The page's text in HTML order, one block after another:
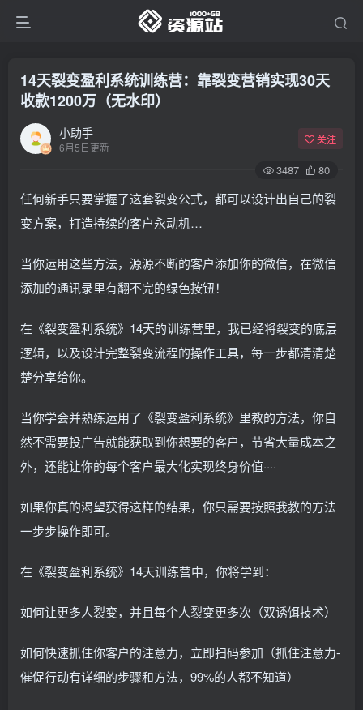
14天裂变盈利系统训练营：靠裂变营销实现30天
收款1200万（无水印）
小助手
6月5日更新
关注
3487 80
任何新手只要掌握了这套裂变公式，都可以设计出自己的裂
变方案，打造持续的客户永动机…
当你运用这些方法，源源不断的客户添加你的微信，在微信
添加的通讯录里有翻不完的绿色按钮！
在《裂变盈利系统》14天的训练营里，我已经将裂变的底层
逻辑，以及设计完整裂变流程的操作工具，每一步都清清楚
楚分享给你。
当你学会并熟练运用了《裂变盈利系统》里教的方法，你自
然不需要投广告就能获取到你想要的客户，节省大量成本之
外，还能让你的每个客户最大化实现终身价值····
如果你真的渴望获得这样的结果，你只需要按照我教的方法
一步步操作即可。
在《裂变盈利系统》14天训练营中，你将学到：
如何让更多人裂变，并且每个人裂变更多次（双诱饵技术）
如何快速抓住你客户的注意力，立即扫码参加（抓住注意力-
催促行动有详细的步骤和方法，99%的人都不知道）